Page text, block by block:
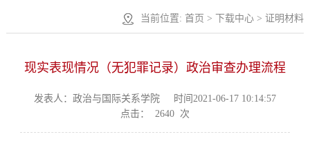
当前位置:首页 > 下载中心 >证明材料
现实表现情况（无犯罪记录）政治审查办理流程
发表人：政治与国际关系学院
时间2021-06-17 10:14:57
点击：
2640 次